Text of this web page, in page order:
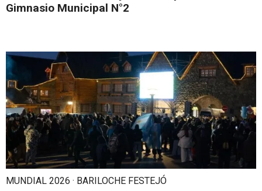
Gimnasio Municipal N°2
MUNDIAL 2026 · BARILOCHE FESTEJÓ